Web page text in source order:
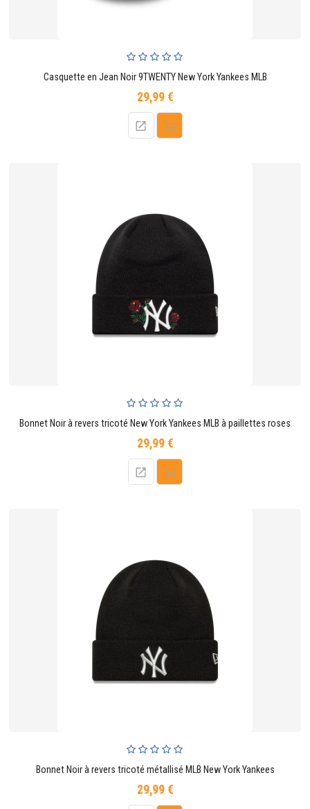
Casquette en Jean Noir 9TWENTY New York Yankees MLB
29,99 €Prix
Bonnet Noir à revers tricoté New York Yankees MLB à paillettes roses
29,99 €Prix
Bonnet Noir à revers tricoté métallisé MLB New York Yankees
29,99 €Prix